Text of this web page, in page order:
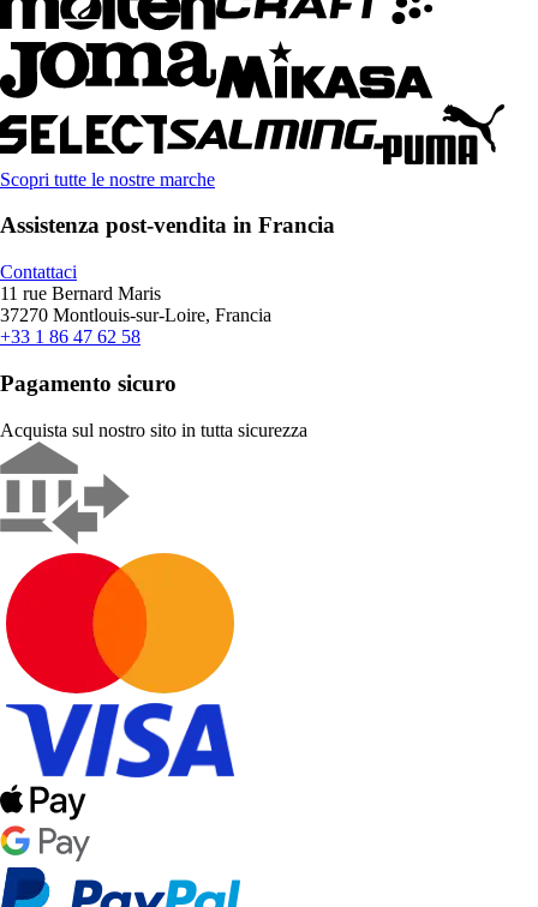
Scopri tutte le nostre marche
Assistenza post-vendita in Francia
Contattaci
11 rue Bernard Maris
37270 Montlouis-sur-Loire, Francia
+33 1 86 47 62 58
Pagamento sicuro
Acquista sul nostro sito in tutta sicurezza